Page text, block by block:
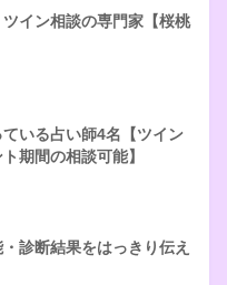
イン相談の専門家【桜桃
いる占い師4名【ツイン
期間の相談可能】
診断結果をはっきり伝え